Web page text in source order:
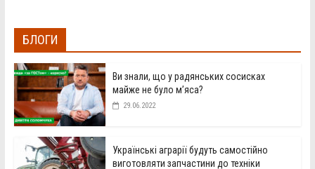
БЛОГИ
Ви знали, що у радянських сосисках
майже не було м’яса?
29.06.2022
Українські аграрії будуть самостійно
виготовляти запчастини до техніки